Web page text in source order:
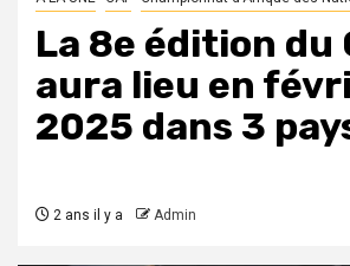
La 8e édition du
aura lieu en
2025 dans 3
2 ans il y a Admin